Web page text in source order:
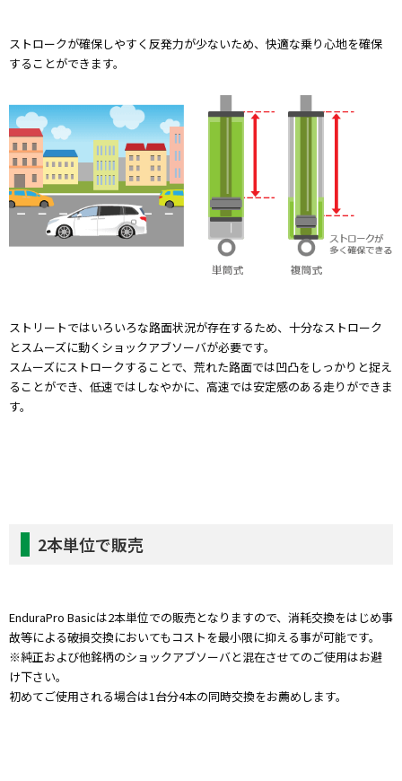
ストロークが確保しやすく反発力が少ないため、快適な乗り心地を確保
することができます。
ストリートではいろいろな路面状況が存在するため、十分なストローク
とスムーズに動くショックアブソーバが必要です。
スムーズにストロークすることで、荒れた路面では凹凸をしっかりと捉え
ることができ、低速ではしなやかに、高速では安定感のある走りができま
す。
2本単位で販売
EnduraPro Basicは2本単位での販売となりますので、消耗交換をはじめ事
故等による破損交換においてもコストを最小限に抑える事が可能です。
※純正および他銘柄のショックアブソーバと混在させてのご使用はお避
け下さい。
初めてご使用される場合は1台分4本の同時交換をお薦めします。